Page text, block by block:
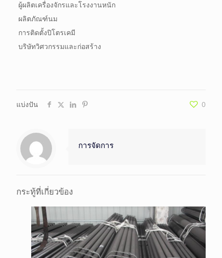
ผู้ผลิตเครื่องจักรและโรงงานหนัก
ผลิตภัณฑ์นม
การติดตั้งปิโตรเคมี
บริษัทวิศวกรรมและก่อสร้าง
แบ่งปัน 0
การจัดการ
กระทู้ที่เกี่ยวข้อง